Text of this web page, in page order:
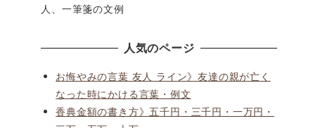
人、一筆箋の文例
人気のページ
お悔やみの言葉 友人 ライン》友達の親が亡く
なった時にかける言葉・例文
香典金額の書き方》五千円・三千円・一万円・